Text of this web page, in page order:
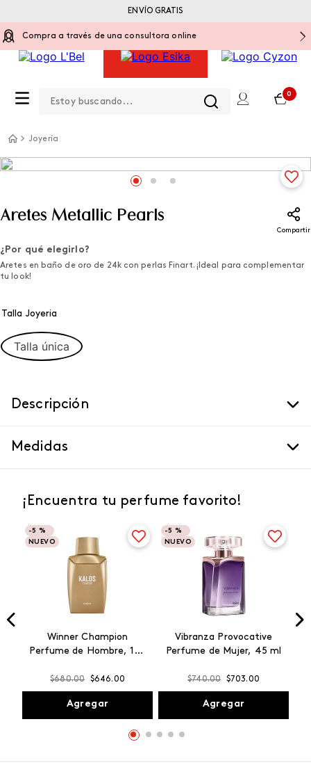
Compra a través de una consultora online
0
ENVÍO GRATIS
Joyería
Aretes Metallic Pearls
Compartir
¿Por qué elegirlo?
Aretes en baño de oro de 24k con perlas Finart. ¡Ideal para complementar
tu look!
Talla Joyeria
Talla única
Descripción
Medidas
¡Encuentra tu perfume favorito!
-5 %
NUEVO
Winner Champion
Perfume de Hombre, 100
$680.00 $646.00
Agregar
-5 %
NUEVO
Vibranza Provocative
Perfume de Mujer, 45 ml
$740.00 $703.00
Agregar